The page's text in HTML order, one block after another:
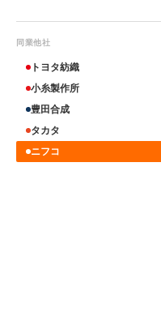
同業他社
トヨタ紡織
小糸製作所
豊田合成
タカタ
ニフコ